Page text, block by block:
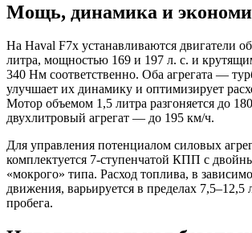
Мощь, динамика и
На Haval F7x устанавливаются двигатели
литра, мощностью 169 и 197 л. с. и
340 Нм соответственно. Оба агрегата —
улучшает их динамику и оптимизирует
Мотор объемом 1,5 литра разгоняется до
двухлитровый агрегат — до 195 км/ч.
Для управления потенциалом силовых
комплектуется 7-ступенчатой КПП с
«мокрого» типа. Расход топлива, в
движения, варьируется в пределах 7,5–12,5
пробега.